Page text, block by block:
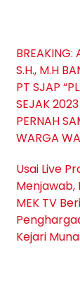
BREAKING:
S.H., M.H
PT SJAP
SEJAK
PERNAH
WARGA
Usai Live
Menjawab,
MEK TV
Kejari Muna